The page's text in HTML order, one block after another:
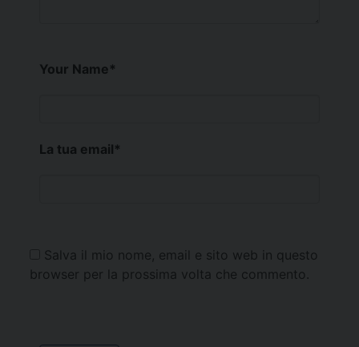
Your Name*
La tua email*
Salva il mio nome, email e sito web in questo
browser per la prossima volta che commento.